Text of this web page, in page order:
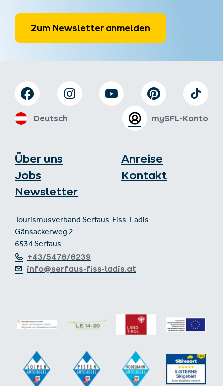
Zum Newsletter anmelden
Über uns
Jobs
Newsletter
Anreise
Kontakt
Tourismusverband Serfaus-Fiss-Ladis
Gänsackerweg 2
6534 Serfaus
+43/5476/6239
info@serfaus-fiss-ladis.at
mySFL-Konto
Deutsch